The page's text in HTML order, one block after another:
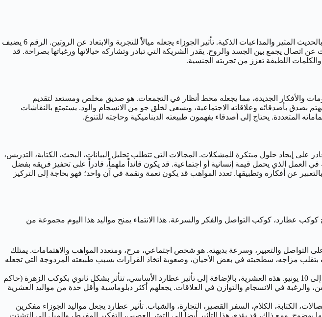
الحياة الجنسية لرجل 6 يونيو تتميز بالحيوية والرغبة في التجديد. العقل يلعب دوراً هاماً في إثارته؛ فهو يستمتع بالحديث المثير والمداعبات الذكية. تأثير الجوزاء يجعله ميالاً للتجربة والابتعاد عن الروتين. الرقم 6 يضيف
اتصال يجمع بين الجسد والروح. يقدر الشريكة التي تبادر وتشاركه خيالاتها ورغباتها بصراحة. قد
اللطيفة تعزز من تجربته الجنسية.
والأفكار الجديدة، مما يجعله محط أنظار في التجمعات. هو صديق مخلص ومستعد لتقديم
إذا كان الأمر يتعلق بتقديم نصيحة أو حل مشكلة تتطلب تفكيراً منطقياً. تأثير الرقم 6 يجعله يهتم بصدق بأصدقائه وعلاقاته الاجتماعية، ويسعى لخلق جو من الانسجام والود. يستمتع بالنقاشات
المتعددة. يحتاج إلى أصدقاء يفهمون طبيعته الديناميكية وحاجته للتنوع.
قادر على إيجاد حلول مبتكرة للمشكلات. المجالات التي تتطلب تحليل البيانات، البحث، الكتابة، التدريس،
المهنية حساً بالمسؤولية ورغبة في العمل الذي يحمل قيمة إنسانية أو اجتماعية. قد يكون قائداً ملهماً، قادراً على تحفيز فريقه بفضل
عن أفكاره وتطبيقها. تعدد المواهب قد يكون نعمة ونقمة في آن واحد؛ فهو بحاجة إلى التركيز
كوكب عطارد، كوكب التواصل والفكر والسرعة. هذا الانتماء يمنح مواليد هذا اليوم مجموعة من
على التواصل والتعبير، وسرعة بديهته. هو شخص اجتماعي، مرح، ومتعدد المواهب والاهتمامات. يمتلك
مزاجه، سطحيته في بعض الأحيان، وصعوبة اتخاذ القرارات بسبب طبيعته المزدوجة التي تجعله
مواليد 6 يونيو يقعون في العشرية الثانية من برج الجوزاء، والتي تمتد تقريباً من 31 مايو إلى 10 يونيو. هذه العشرية، بالإضافة إلى تأثير عطارد الأساسي، تتأثر بشكل ثانوي بكوكب الزهرة (حاكم
والرغبة في الانسجام والتوازن في العلاقات. يجعلهم أكثر دبلوماسية وأقل حدة من مواليد العشرية
الكتابة، الكلام، السفر القصير، التجارة، والشباب. تأثير عطارد يجعل مواليد الجوزاء مفكرين